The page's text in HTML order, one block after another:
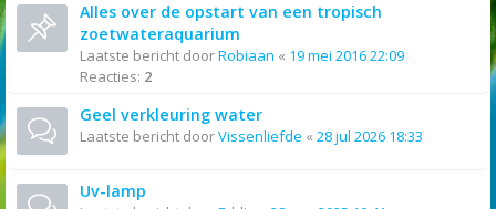
Alles over de opstart van een tropisch
zoetwateraquarium
Laatste bericht doorRobiaan « 19 mei 2016 22:09
Reacties: 2
Geel verkleuring water
Laatste bericht doorVissenliefde « 28 jul 2026 18:33
Uv-lamp